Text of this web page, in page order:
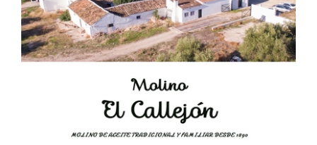
Juntar las letras. La alfabetización en el campo: del
afán de saber a la autogestión
Historia y vivencias del poblado de Los Hurones